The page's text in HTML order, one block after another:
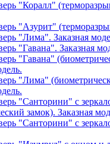
"Коралл"
"Азурит"
"Лима". Заказная
"Гавана". Заказная
"Гавана"
"Лима"
"Санторини" с
замок). Заказная
"Санторини" с